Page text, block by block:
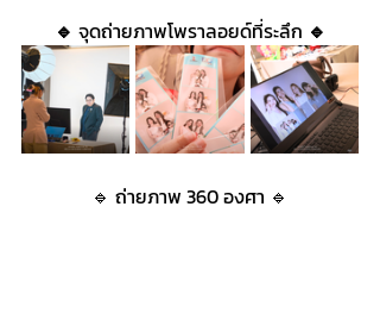
🔹 จุดถ่ายภาพโพราลอยด์ที่ระลึก 🔹
🔹 ถ่ายภาพ 360 องศา 🔹